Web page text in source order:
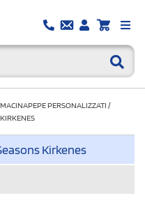
MACINAPEPE PERSONALIZZATI /
Kirkenes